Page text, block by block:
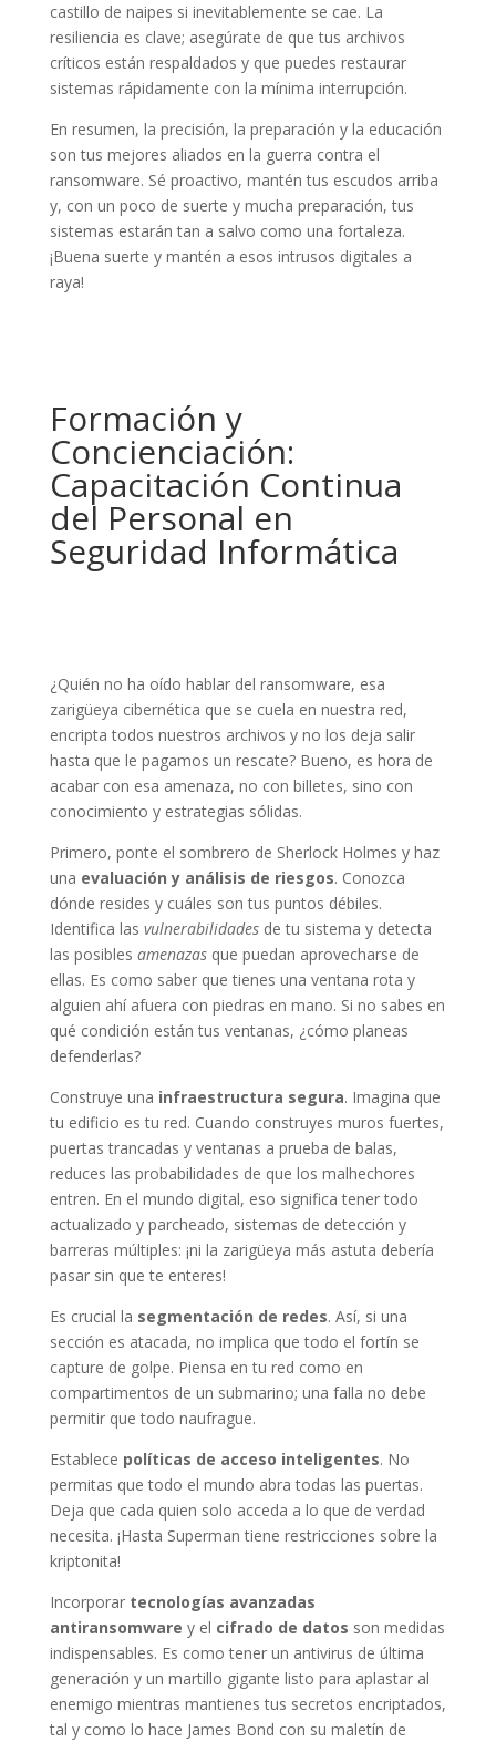
castillo de naipes si inevitablemente se cae. La
resiliencia es clave; asegúrate de que tus archivos
críticos están respaldados y que puedes restaurar
sistemas rápidamente con la mínima interrupción.
En resumen, la precisión, la preparación y la educación
son tus mejores aliados en la guerra contra el
ransomware. Sé proactivo, mantén tus escudos arriba
y, con un poco de suerte y mucha preparación, tus
sistemas estarán tan a salvo como una fortaleza.
¡Buena suerte y mantén a esos intrusos digitales a
raya!
Formación y
Concienciación:
Capacitación Continua
del Personal en
Seguridad Informática
¿Quién no ha oído hablar del ransomware, esa
zarigüeya cibernética que se cuela en nuestra red,
encripta todos nuestros archivos y no los deja salir
hasta que le pagamos un rescate? Bueno, es hora de
acabar con esa amenaza, no con billetes, sino con
conocimiento y estrategias sólidas.
Primero, ponte el sombrero de Sherlock Holmes y haz
una evaluación y análisis de riesgos. Conozca
dónde resides y cuáles son tus puntos débiles.
Identifica las vulnerabilidadesde tu sistema y detecta
las posibles amenazasque puedan aprovecharse de
ellas. Es como saber que tienes una ventana rota y
alguien ahí afuera con piedras en mano. Si no sabes en
qué condición están tus ventanas, ¿cómo planeas
defenderlas?
Construye una infraestructura segura. Imagina que
tu edificio es tu red. Cuando construyes muros fuertes,
puertas trancadas y ventanas a prueba de balas,
reduces las probabilidades de que los malhechores
entren. En el mundo digital, eso significa tener todo
actualizado y parcheado, sistemas de detección y
barreras múltiples: ¡ni la zarigüeya más astuta debería
pasar sin que te enteres!
Es crucial la segmentación de redes. Así, si una
sección es atacada, no implica que todo el fortín se
capture de golpe. Piensa en tu red como en
compartimentos de un submarino; una falla no debe
permitir que todo naufrague.
Establece políticas de acceso inteligentes. No
permitas que todo el mundo abra todas las puertas.
Deja que cada quien solo acceda a lo que de verdad
necesita. ¡Hasta Superman tiene restricciones sobre la
kriptonita!
Incorporar tecnologías avanzadas
antiransomware y el cifrado de datos son medidas
indispensables. Es como tener un antivirus de última
generación y un martillo gigante listo para aplastar al
enemigo mientras mantienes tus secretos encriptados,
tal y como lo hace James Bond con su maletín de